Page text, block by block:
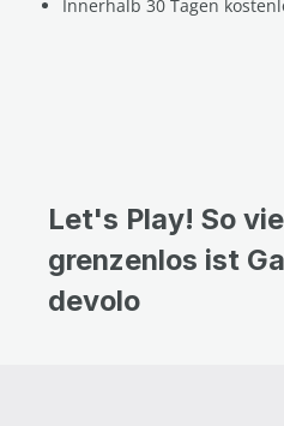
Innerhalb 30 Tagen
Let's Play! So
grenzenlos ist
devolo